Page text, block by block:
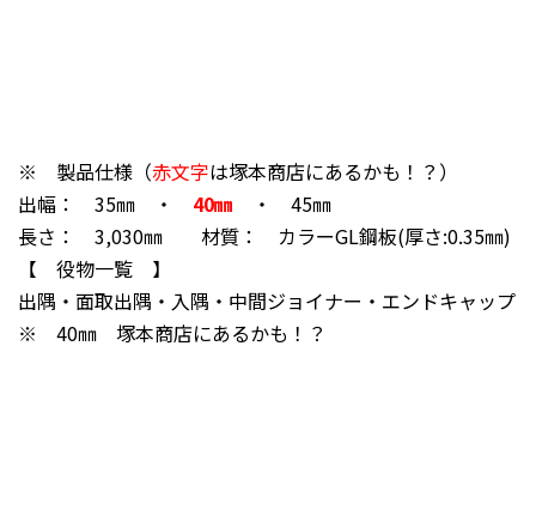
※ 製品仕様（赤文字は塚本商店にあるかも！？）
出幅： 35㎜ ・ 40㎜ ・ 45㎜
長さ： 3,030㎜ 材質： カラーGL鋼板(厚さ:0.35㎜)
【 役物一覧 】
出隅・面取出隅・入隅・中間ジョイナー・エンドキャップ
※ 40㎜ 塚本商店にあるかも！？